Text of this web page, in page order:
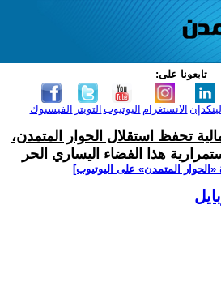
تابعونا على:
الفيسبوك التويتر اليوتيوب الانستغرام لينكدإن
تحفظ استقلال الحوار المتمدن،
هذا الفضاء اليساري الحر
المتمدن» على اليوتيوب]